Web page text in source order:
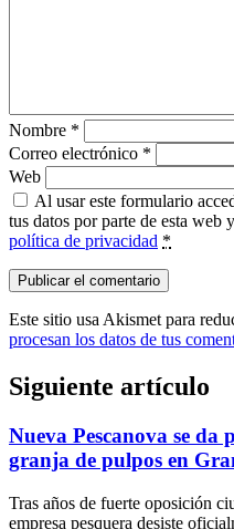
Nombre *
Correo electrónico *
Web
Al usar este formulario
tus datos por parte de esta web
política de privacidad *
Este sitio usa Akismet para
procesan los datos de tus
Siguiente artículo
Nueva Pescanova se
granja de pulpos en
Tras años de fuerte oposición
empresa pesquera desiste